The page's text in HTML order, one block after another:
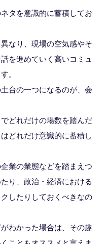
タを意識的に蓄積してお
なり、現場の空気感やそ
を進めていく高いコミュ
。
台の一つになるのが、会
どれだけの場数を踏んだ
どれだけ意識的に蓄積し
業の業態などを踏まえつ
り、政治・経済における
したりしておくべきなの
わかった場合は、その趣